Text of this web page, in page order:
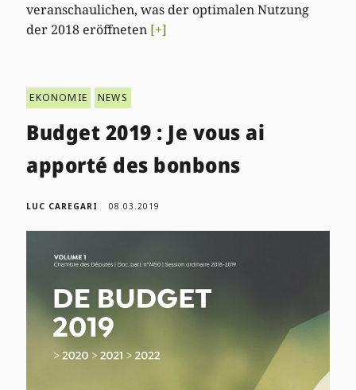
veranschaulichen, was der optimalen Nutzung
der 2018 eröffneten [+]
EKONOMIE NEWS
Budget 2019 : Je vous ai
apporté des bonbons
LUC CAREGARI 08.03.2019